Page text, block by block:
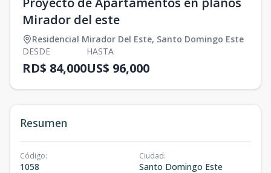
Mirador del este
Residencial Mirador Del Este, Santo Domingo Este
DESDE
RD$ 84,000
HASTA
US$ 96,000
Resumen
Código:
1058
Ciudad:
Santo Domingo Este